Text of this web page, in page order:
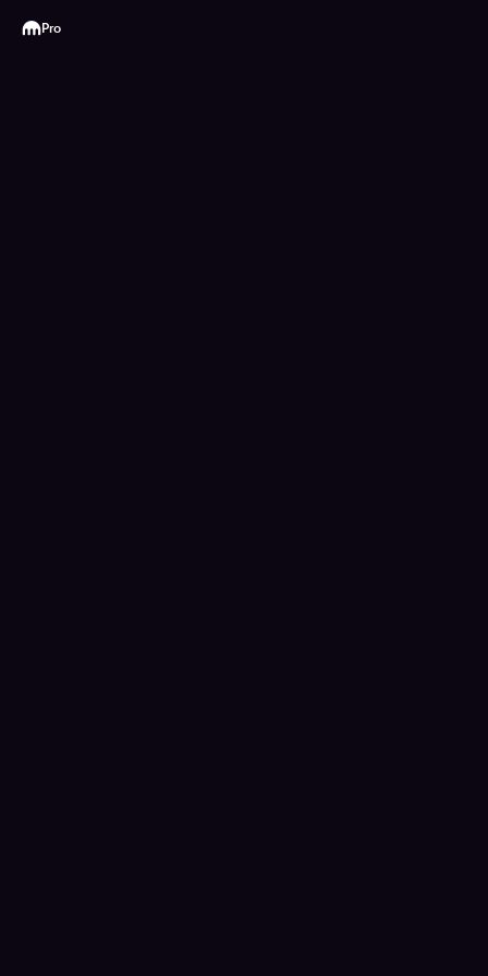
Kraken
Pro